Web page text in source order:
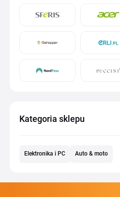
Kategoria sklepu
Elektronika i PC Auto & moto